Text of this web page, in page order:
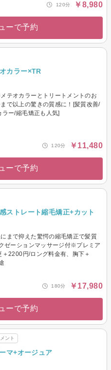
120分 ￥8,980
ーで予約
オカラー×TR
テオカラーとトリートメントのお
で以上の驚きの質感に！[髪質改善/
ラー/縮毛矯正も人気]
120分 ￥11,480
ーで予約
ストレート縮毛矯正+カット
まで抑えた驚愕の縮毛矯正で髪質
ゼーションマッサージ付※プレミア
＋2200円/ロング料金有、胸下＋
180分 ￥17,980
ーで予約
ント
マ+オージュア